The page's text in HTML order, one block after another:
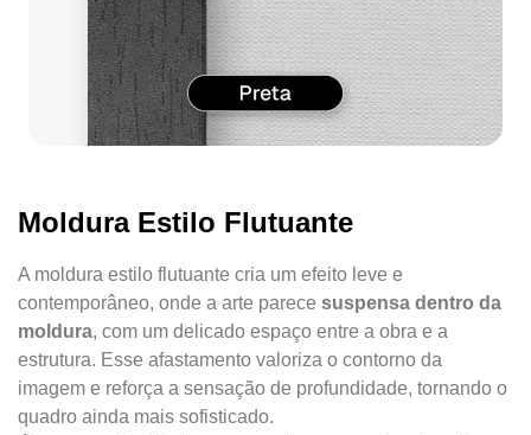
Moldura Estilo Flutuante
A moldura estilo flutuante cria um efeito leve e
contemporâneo, onde a arte parece suspensa dentro da
moldura, com um delicado espaço entre a obra e a
estrutura. Esse afastamento valoriza o contorno da
imagem e reforça a sensação de profundidade, tornando o
quadro ainda mais sofisticado.